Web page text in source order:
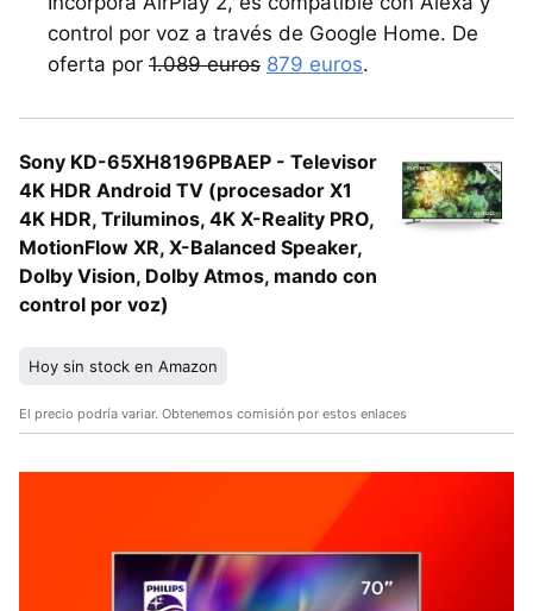
control por voz a través de Google Home. De
oferta por 1.089 euros 879 euros.
Sony KD-65XH8196PBAEP - Televisor
4K HDR Android TV (procesador X1
4K HDR, Triluminos, 4K X-Reality PRO,
MotionFlow XR, X-Balanced Speaker,
Dolby Vision, Dolby Atmos, mando con
control por voz)
Hoy sin stock en Amazon
El precio podría variar. Obtenemos comisión por estos enlaces